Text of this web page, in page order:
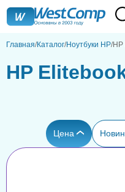
Главная Каталог Ноутбуки HP HP
HP
Цена